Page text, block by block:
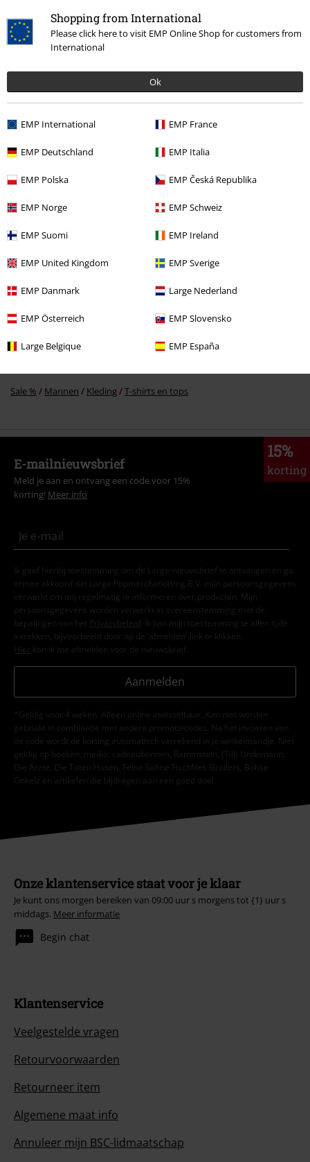
Shopping from International
Please click here to visit EMP Online Shop for customers from
International
Ok
EMP International EMP France
EMP Deutschland EMP Italia
EMP Polska EMP Česká Republika
EMP Norge EMP Schweiz
EMP Suomi EMP Ireland
EMP United Kingdom EMP Sverige
EMP Danmark Large Nederland
EMP Österreich EMP Slovensko
Large Belgique EMP España
Laatst bezocht
Meer categorieën. Meer opties.
Sale % Mannen Kleding T-shirts en tops
15%
korting
E-mailnieuwsbrief
Meld je aan en ontvang een code voor 15%
korting! Meer info
Ik geef hierbij toestemming om de Large-nieuwsbrief te ontvangen en ga
ermee akkoord dat Large Popmerchandising B.V. mijn persoonsgegevens
verwerkt om mij regelmatig te informeren over producten. Mijn
persoonsgegevens worden verwerkt in overeenstemming met de
bepalingen van het
Privacybeleid . Ik kan mijn toestemming te allen tijde
intrekken, bijvoorbeeld door op de ‘afmelden’-link te klikken.
Hier kan ik me afmelden voor de nieuwsbrief.
Aanmelden
*Geldig voor 4 weken. Alleen online inwisselbaar. Kan niet worden
gebruikt in combinatie met andere promotiecodes. Na het invoeren van
de code wordt de korting automatisch verrekend in je winkelmandje. Niet
geldig op boeken, media, cadeaubonnen, Rammstein, (Till) Lindemann,
Die Ärzte, Die Toten Hosen, Feine Sahne Fischfilet, Broilers, Böhse
Onkelz en artikelen die bijdragen aan een goed doel.
Onze klantenservice staat voor je klaar
Je kunt ons morgen bereiken van 09:00 uur s morgens tot {1} uur s
middags. Meer informatie
Begin chat
Klantenservice
Veelgestelde vragen
Retourvoorwaarden
Retourneer item
Algemene maat info
Annuleer mijn BSC-lidmaatschap